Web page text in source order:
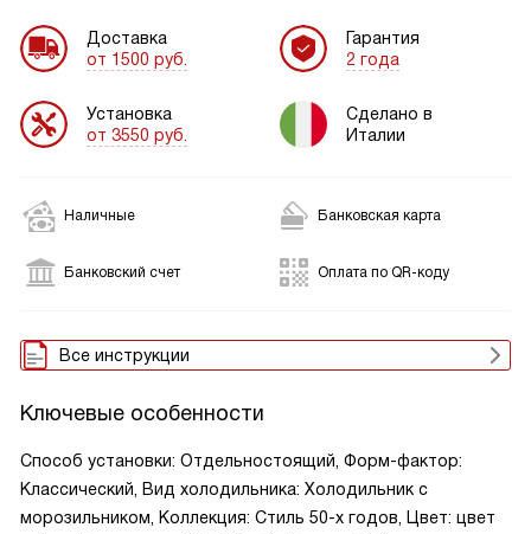
Доставка
от 1500 руб.
Установка
от 3550 руб.
Гарантия
2 года
Сделано в
Италии
Наличные Банковская карта
Банковский счет Оплата по QR-коду
Все инструкции
Ключевые особенности
Способ установки: Отдельностоящий, Форм-фактор:
Классический, Вид холодильника: Холодильник с
морозильником, Коллекция: Стиль 50-х годов, Цвет: цвет